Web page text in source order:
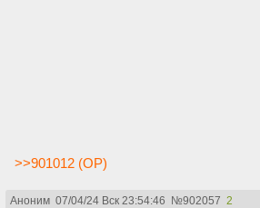
>>901012 (OP)
Аноним 07/04/24 Вск 23:54:46 №902057 2